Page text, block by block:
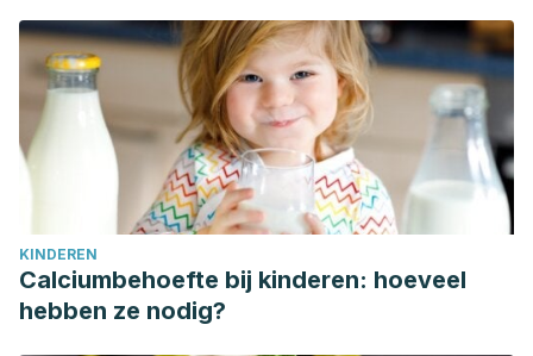
KINDEREN
Calciumbehoefte bij kinderen: hoeveel
hebben ze nodig?